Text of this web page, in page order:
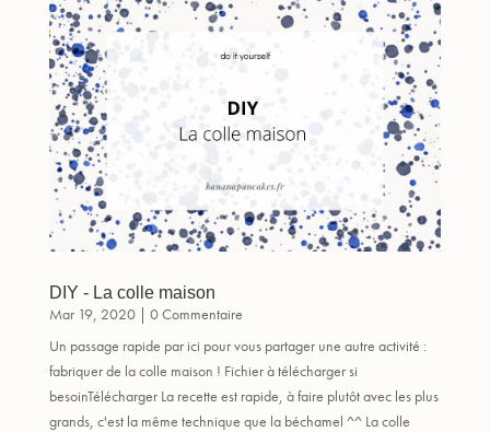
DIY - La colle maison
Mar 19, 2020| 0 Commentaire
Un passage rapide par ici pour vous partager une autre activité :
fabriquer de la colle maison ! Fichier à télécharger si
besoinTélécharger La recette est rapide, à faire plutôt avec les plus
grands, c'est la même technique que la béchamel ^^ La colle